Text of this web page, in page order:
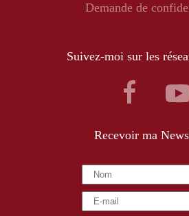
Demande de
Suivez-moi sur les
Recevoir ma